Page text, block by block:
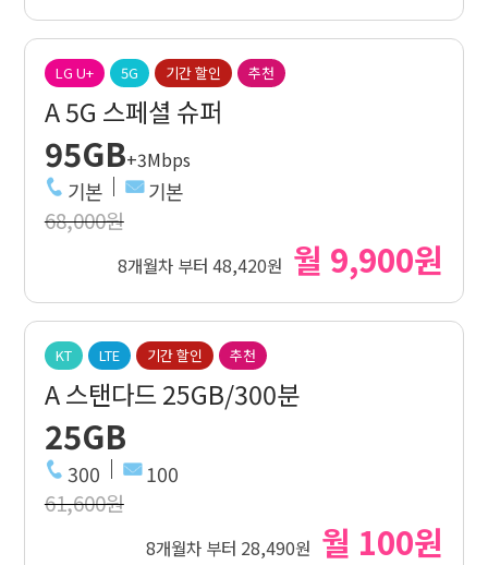
LG U+ 5G 기간 할인 추천
A 5G 스페셜 슈퍼
95GB+3Mbps
기본 기본
68,000원
8개월차 부터 48,420원 월 9,900원
KT LTE 기간 할인 추천
A 스탠다드 25GB/300분
25GB
300 100
61,600원
8개월차 부터 28,490원 월 100원